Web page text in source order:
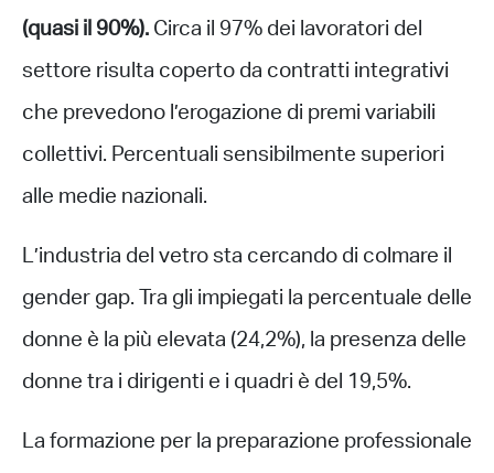
(quasi il 90%). Circa il 97% dei lavoratori del
settore risulta coperto da contratti integrativi
che prevedono l’erogazione di premi variabili
collettivi. Percentuali sensibilmente superiori
alle medie nazionali.
L’industria del vetro sta cercando di colmare il
gender gap. Tra gli impiegati la percentuale delle
donne è la più elevata (24,2%), la presenza delle
donne tra i dirigenti e i quadri è del 19,5%.
La formazione per la preparazione professionale